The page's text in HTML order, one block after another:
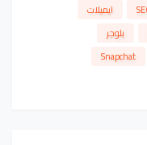
ايميلات
بلوجر
Snapchat